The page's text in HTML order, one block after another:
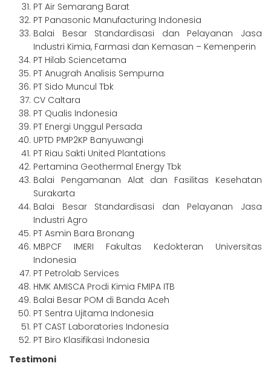
PT Air Semarang Barat
PT Panasonic Manufacturing Indonesia
Balai Besar Standardisasi dan Pelayanan Jasa
Industri Kimia, Farmasi dan Kemasan – Kemenperin
PT Hilab Sciencetama
PT Anugrah Analisis Sempurna
PT Sido Muncul Tbk
CV Caltara
PT Qualis Indonesia
PT Energi Unggul Persada
UPTD PMP2KP Banyuwangi
PT Riau Sakti United Plantations
Pertamina Geothermal Energy Tbk
Balai Pengamanan Alat dan Fasilitas Kesehatan
Surakarta
Balai Besar Standardisasi dan Pelayanan Jasa
Industri Agro
PT Asmin Bara Bronang
MBPCF IMERI Fakultas Kedokteran Universitas
Indonesia
PT Petrolab Services
HMK AMISCA Prodi Kimia FMIPA ITB
Balai Besar POM di Banda Aceh
PT Sentra Ujitama Indonesia
PT CAST Laboratories Indonesia
PT Biro Klasifikasi Indonesia
Testimoni